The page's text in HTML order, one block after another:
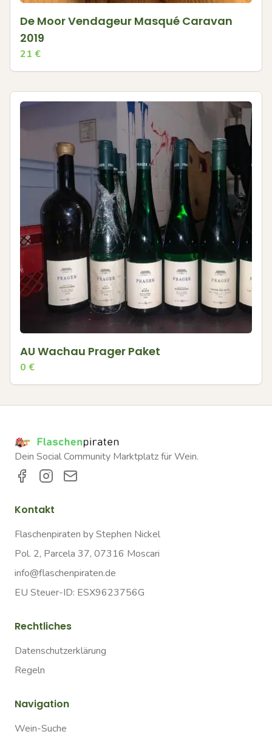
De Moor Vendageur Masqué Caravan
2019
21 €
AU Wachau Prager Paket
0 €
Dein Social Community Marktplatz für Wein.
Kontakt
Flaschenpiraten by Stephen Nickel
Pol. 2, Parcela 37, 07316 Moscari
info@flaschenpiraten.de
EU Steuer-ID: ESX9623756G
Rechtliches
Datenschutzerklärung
Regeln
Navigation
Wein-Suche